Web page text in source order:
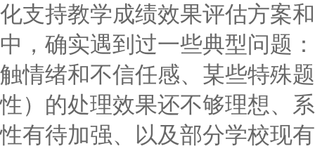
化支持教学成绩效果评估方案
中，确实遇到过一些典型问题
触情绪和不信任感、某些特殊
性）的处理效果还不够理想、
性有待加强、以及部分学校现